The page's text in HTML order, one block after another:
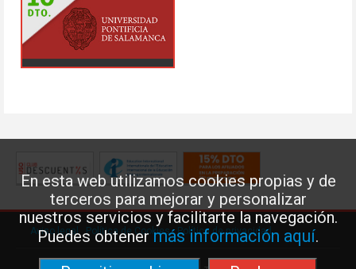
En esta web utilizamos cookies propias y de
terceros para mejorar y personalizar
nuestros servicios y facilitarte la navegación.
Puedes obtenermás información aquí.
Aviso legal·Política de Cookies·Política de privacidad